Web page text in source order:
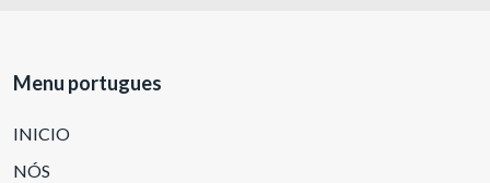
Menu portugues
INICIO
NÓS